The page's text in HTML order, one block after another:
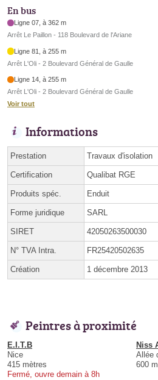
En bus
Ligne 07, à 362 m
Arrêt Le Paillon - 118 Boulevard de l'Ariane
Ligne 81, à 255 m
Arrêt L'Oli - 2 Boulevard Général de Gaulle
Ligne 14, à 255 m
Arrêt L'Oli - 2 Boulevard Général de Gaulle
Voir tout
Informations
Prestation Travaux d'isolation
Certification Qualibat RGE
Produits spéc. Enduit
Forme juridique SARL
SIRET 42050263500030
N° TVA Intra. FR25420502635
Création 1 décembre 2013
Peintres à proximité
E.I.T.B
Nice
415 mètres
Fermé, ouvre demain à 8h
Niss
Allée
600